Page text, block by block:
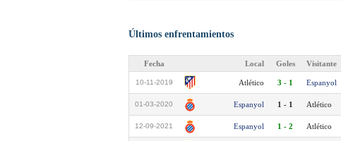
Últimos enfrentamientos
Fecha Local Goles Visitante
10-11-2019 Atlético 3 - 1 Espanyol
01-03-2020 Espanyol 1 - 1 Atlético
12-09-2021 Espanyol 1 - 2 Atlético